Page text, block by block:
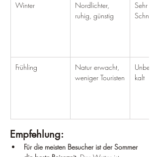
Winter
Nordlichter,
ruhig, günstig
Sehr
Schnee
Frühling
Natur erwacht,
weniger Touristen
kalt
Empfehlung:
Für die meisten Besucher ist der Sommer